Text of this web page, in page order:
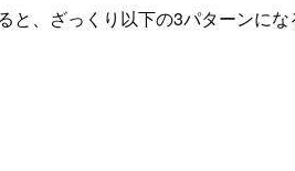
、ざっくり以下の3パターンにな